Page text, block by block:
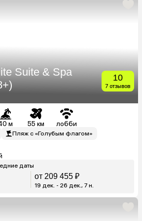
Suite & Spa
10
7 отзывов
м 55 км лобби
Пляж с «Голубым флагом»
даты
от 209 455 ₽
19 дек. - 26 дек., 7 н.